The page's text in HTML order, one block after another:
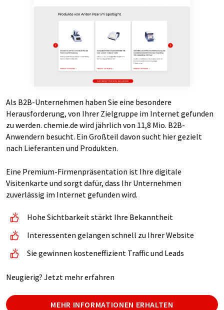
Als B2B-Unternehmen haben Sie eine besondere
Herausforderung, von Ihrer Zielgruppe im Internet gefunden
zu werden. chemie.de wird jährlich von 11,8 Mio. B2B-
Anwendern besucht. Ein Großteil davon sucht hier gezielt
nach Lieferanten und Produkten.
Eine Premium-Firmenpräsentation ist Ihre digitale
Visitenkarte und sorgt dafür, dass Ihr Unternehmen
zuverlässig im Internet gefunden wird.
Hohe Sichtbarkeit stärkt Ihre Bekanntheit
Interessenten gelangen schnell zu Ihrer Website
Sie gewinnen kosteneffizient Traffic und Leads
Neugierig? Jetzt mehr erfahren
MEHR INFORMATIONEN ERHALTEN